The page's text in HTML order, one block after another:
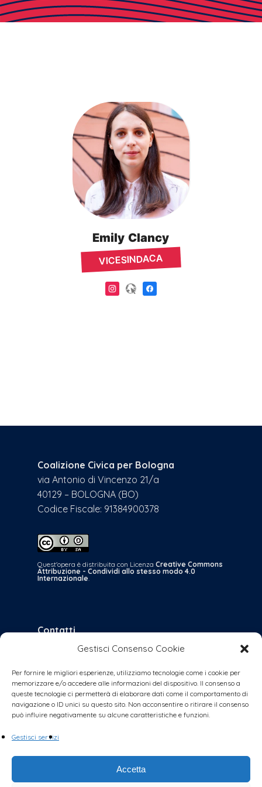
Gestisci Consenso Cookie
Per fornire le migliori esperienze, utilizziamo tecnologie come i cookie per
memorizzare e/o accedere alle informazioni del dispositivo. Il consenso a
queste tecnologie ci permetterà di elaborare dati come il comportamento di
navigazione o ID unici su questo sito. Non acconsentire o ritirare il consenso
può influire negativamente su alcune caratteristiche e funzioni.
Gestisci servizi
Accetta
Emily Clancy
VICESINDACA
Coalizione Civica per Bologna
via Antonio di Vincenzo 21/a
40129 – BOLOGNA (BO)
Codice Fiscale: 91384900378
Quest'opera è distribuita con Licenza Creative Commons
Attribuzione - Condividi allo stesso modo 4.0
Internazionale.
Contatti
bologna@coalizionecivica.it
per qualsiasi questione
collabora@coalizionecivica.it
se volete dare una mano concreta alla
coalizione (volantinaggi, banchetti, video,
foto, segreteria, ecc.)